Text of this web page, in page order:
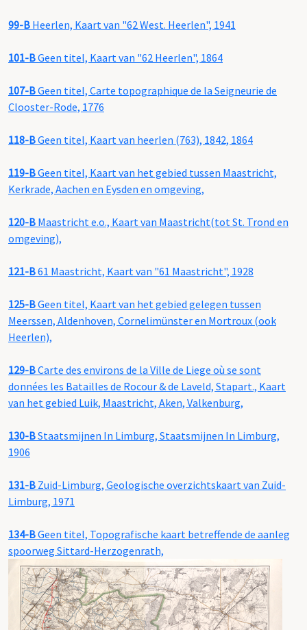
99-B Heerlen, Kaart van "62 West. Heerlen", 1941
101-BGeen titel, Kaart van "62 Heerlen", 1864
107-BGeen titel, Carte topographique de la Seigneurie de
Clooster-Rode, 1776
118-BGeen titel, Kaart van heerlen (763), 1842, 1864
119-BGeen titel, Kaart van het gebied tussen Maastricht,
Kerkrade, Aachen en Eysden en omgeving,
120-B Maastricht e.o., Kaart van Maastricht(tot St. Trond en
omgeving),
121-B61 Maastricht, Kaart van "61 Maastricht", 1928
125-BGeen titel, Kaart van het gebied gelegen tussen
Meerssen, Aldenhoven, Cornelimünster en Mortroux (ook
Heerlen),
129-BCarte des environs de la Ville de Liege où se sont
données les Batailles de Rocour & de Laveld, Stapart., Kaart
van het gebied Luik, Maastricht, Aken, Valkenburg,
130-BStaatsmijnen In Limburg, Staatsmijnen In Limburg,
1906
131-B Zuid-Limburg, Geologische overzichtskaart van Zuid-
Limburg, 1971
134-BGeen titel, Topografische kaart betreffende de aanleg
spoorweg Sittard-Herzogenrath,